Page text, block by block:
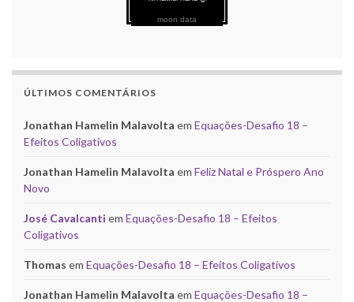
moon data
ÚLTIMOS COMENTÁRIOS
Jonathan Hamelin Malavolta em Equações-Desafio 18 –
Efeitos Coligativos
Jonathan Hamelin Malavolta em Feliz Natal e Próspero Ano
Novo
José Cavalcanti em Equações-Desafio 18 – Efeitos
Coligativos
Thomas em Equações-Desafio 18 – Efeitos Coligativos
Jonathan Hamelin Malavolta em Equações-Desafio 18 –